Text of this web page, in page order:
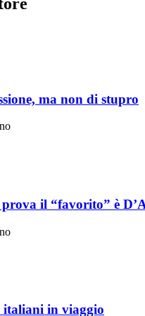
ma non di stupro
il “favorito” è
italiani in viaggio